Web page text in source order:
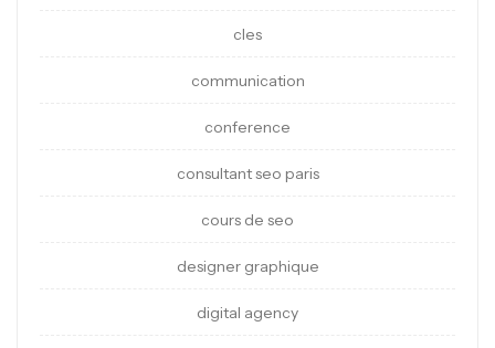
cles
communication
conference
consultant seo paris
cours de seo
designer graphique
digital agency